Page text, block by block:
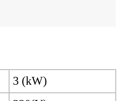
3 (kW)